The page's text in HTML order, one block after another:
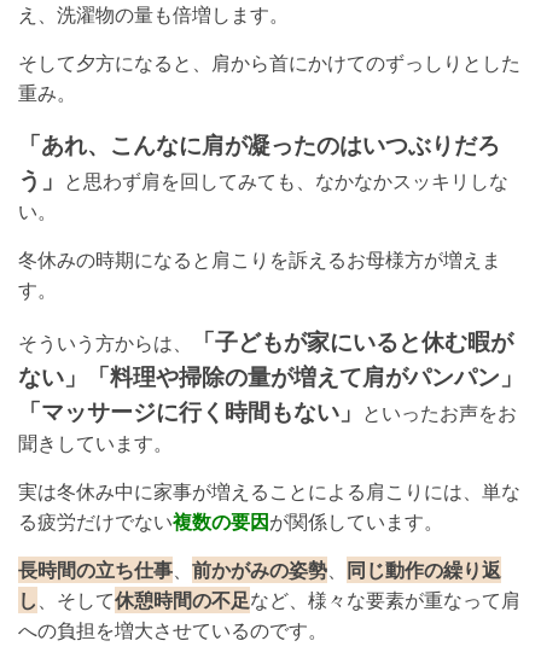
え、洗濯物の量も倍増します。
そして夕方になると、肩から首にかけてのずっしりとした
重み。
「あれ、こんなに肩が凝ったのはいつぶりだろ
う」 と思わず肩を回してみても、なかなかスッキリしな
い。
冬休みの時期になると肩こりを訴えるお母様方が増えま
す。
そういう方からは、
「子どもが家にいると休む暇が
ない」「料理や掃除の量が増えて肩がパンパン」
「マッサージに行く時間もない」 といったお声をお
聞きしています。
実は冬休み中に家事が増えることによる肩こりには、単な
る疲労だけでない複数の要因が関係しています。
長時間の立ち仕事、 前かがみの姿勢、 同じ動作の繰り返
し、そして休憩時間の不足など、様々な要素が重なって肩
への負担を増大させているのです。